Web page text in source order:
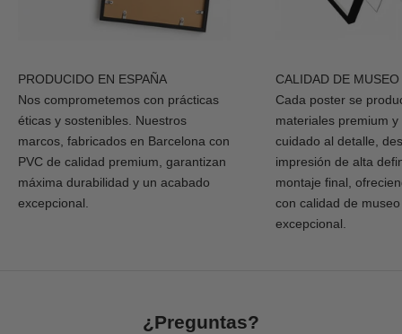
PRODUCIDO EN ESPAÑA
Nos comprometemos con prácticas
éticas y sostenibles. Nuestros
marcos, fabricados en Barcelona con
PVC de calidad premium, garantizan
máxima durabilidad y un acabado
excepcional.
CALIDAD DE MUSEO
Cada poster se
materiales premium
cuidado al detalle,
impresión de alta
montaje final,
con calidad de
excepcional.
¿Preguntas?